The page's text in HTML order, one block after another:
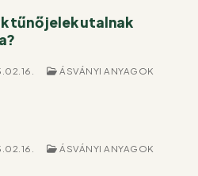
tűnő jelek utalnak
ÁSVÁNYI ANYAGOK
ÁSVÁNYI ANYAGOK